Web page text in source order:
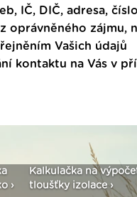
IČ, DIČ, adresa, číslo
oprávněného zájmu,
Vašich údajů
kontaktu na Vás v
›
Kalkulačka na
tloušťky izolace ›